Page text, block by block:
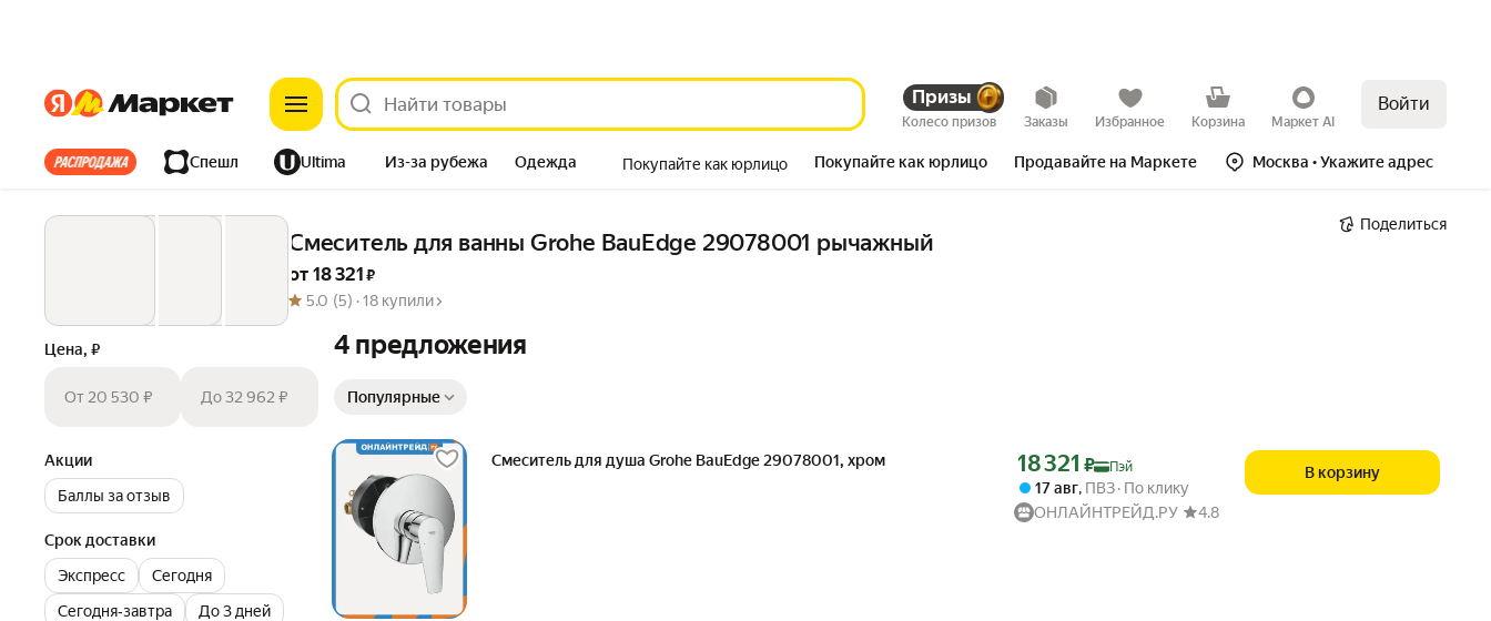
ЯндексЯндекс Призы
Колесо призов Заказы Избранное Корзина Маркет AI
Войти
Все хиты Спешл Ultima Из-за рубежа Одежда
Дом Ремонт Детям Красота
Покупайте как юрлицо Покупайте как юрлицо Продавайте на Маркете Москва • Укажите адрес
Смеситель для ванны Grohe BauEdge 29078001 рычажный
от 18 321 ₽
5.0 (5) ·18 купили
Поделиться
Цена, ₽
От 20 530 ₽ До 32 962 ₽
Акции
Баллы за отзыв
Срок доставки
Экспресс
Сегодня
Сегодня‐завтра
До 3 дней
4 предложения
Популярные
Смеситель для душа Grohe BauEdge 29078001, хром Цена с картой Яндекс Пэй 18321 ₽ вместо
18 321 ₽ Пэй
17 авг, ПВЗ По клику
ОНЛАЙНТРЕЙД.РУ
4.8
В корзину